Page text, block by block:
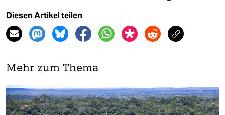
Diesen Artikel teilen
Mehr zum Thema